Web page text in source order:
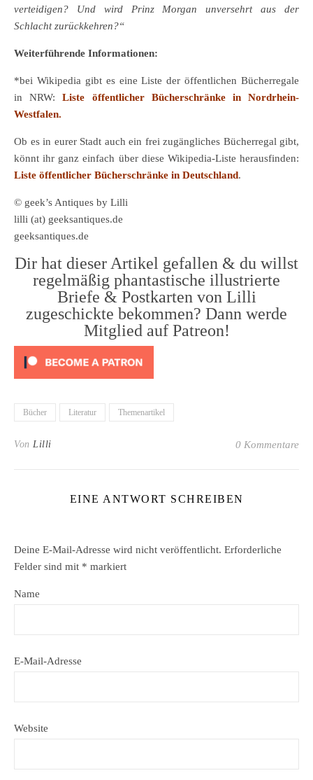
verteidigen? Und wird Prinz Morgan unversehrt aus der
Schlacht zurückkehren?“
Weiterführende Informationen:
*bei Wikipedia gibt es eine Liste der öffentlichen Bücherregale
in NRW:Liste öffentlicher Bücherschränke in Nordrhein-
Westfalen.
Ob es in eurer Stadt auch ein frei zugängliches Bücherregal gibt,
könnt ihr ganz einfach über diese Wikipedia-Liste herausfinden:
Liste öffentlicher Bücherschränke in Deutschland.
© geek’s Antiques by Lilli
lilli (at) geeksantiques.de
geeksantiques.de
Dir hat dieser Artikel gefallen & du willst
regelmäßig phantastische illustrierte
Briefe & Postkarten von Lilli
zugeschickte bekommen? Dann werde
Mitglied auf Patreon!
Bücher Literatur Themenartikel
Von Lilli 0 Kommentare
EINE ANTWORT SCHREIBEN
Deine E-Mail-Adresse wird nicht veröffentlicht. Erforderliche
Felder sind mit * markiert
Name
E-Mail-Adresse
Website